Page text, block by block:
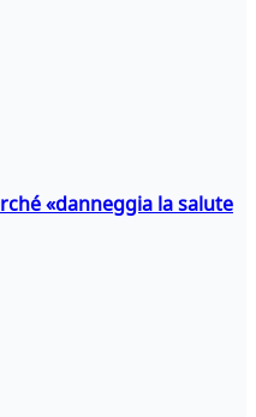
«danneggia la salute